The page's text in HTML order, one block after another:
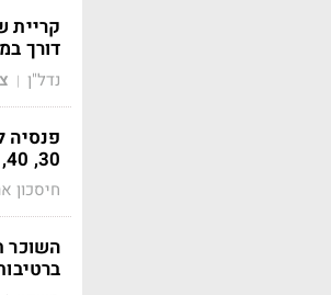
דורך
נדל"ן |
30, 40, 50 ו-60
חיסכון
השוכר